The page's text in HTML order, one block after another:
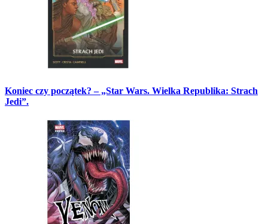
Koniec czy początek? – „Star Wars. Wielka Republika: Strach
Jedi”.